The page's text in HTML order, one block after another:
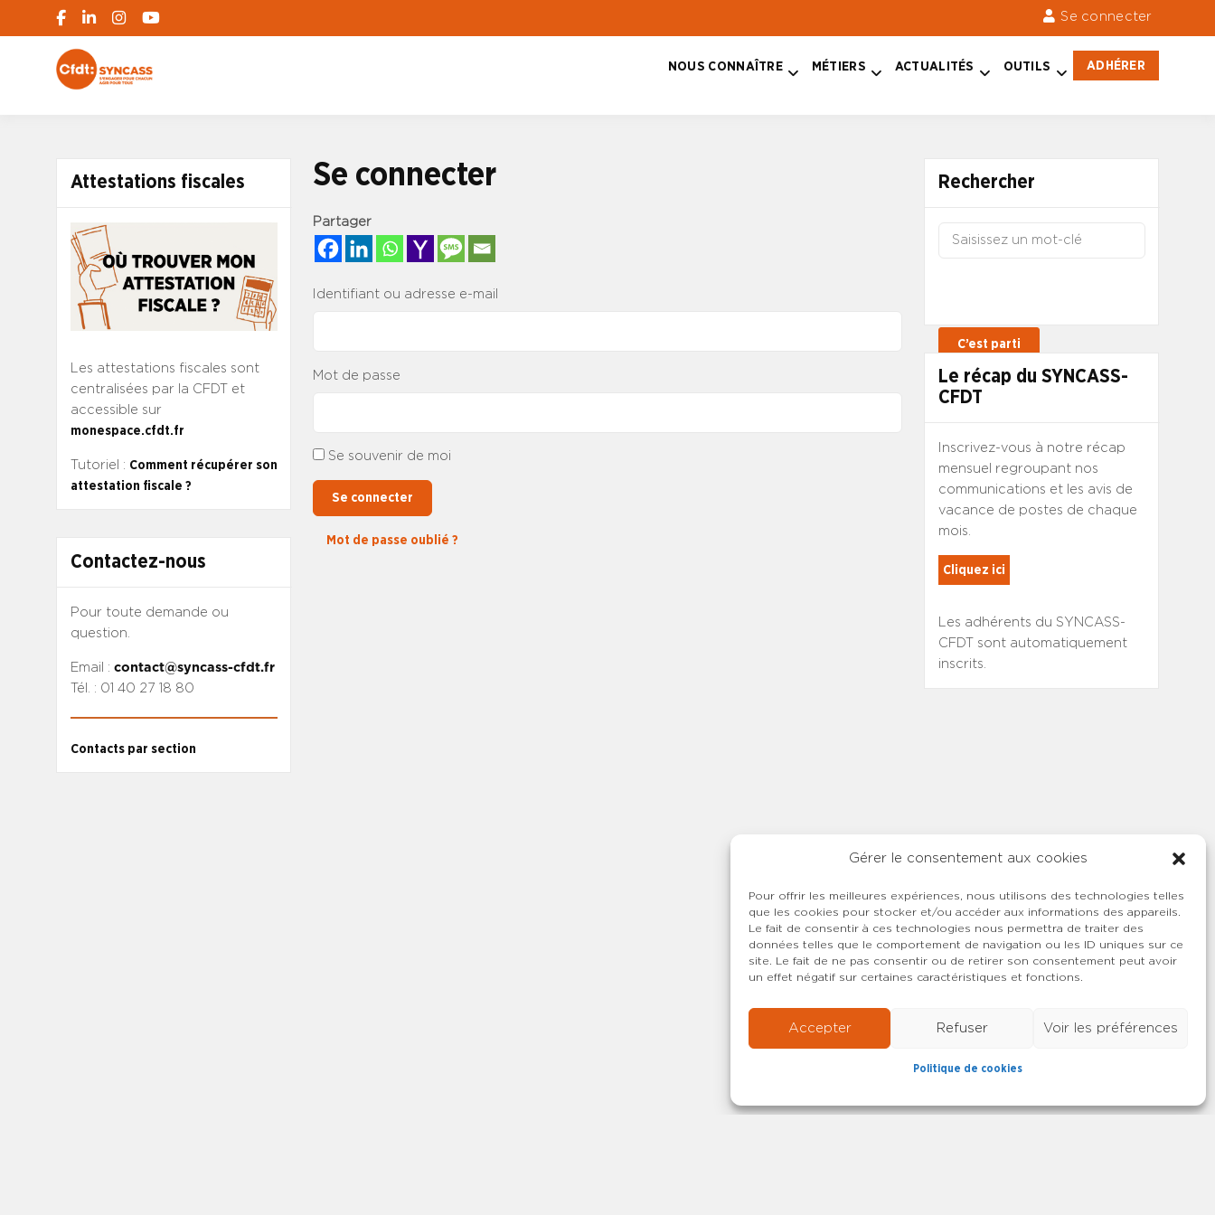
Gérer le consentement aux cookies
Pour offrir les meilleures expériences, nous utilisons des technologies telles
que les cookies pour stocker et/ou accéder aux informations des appareils.
Le fait de consentir à ces technologies nous permettra de traiter des
données telles que le comportement de navigation ou les ID uniques sur ce
site. Le fait de ne pas consentir ou de retirer son consentement peut avoir
un effet négatif sur certaines caractéristiques et fonctions.
Accepter Refuser Voir les préférences
Politique de cookies
Se connecter
NOUS CONNAÎTRE MÉTIERS ACTUALITÉS OUTILS ADHÉRER
Attestations fiscales
Les attestations fiscales sont
centralisées par la CFDT et
accessible sur
monespace.cfdt.fr
Tutoriel : Comment récupérer son
attestation fiscale ?
Contactez-nous
Pour toute demande ou
question.
Email : contact@syncass-cfdt.fr
Tél. : 01 40 27 18 80
Contacts par section
Se connecter
Partager
Identifiant ou adresse e-mail
Mot de passe
Se souvenir de moi
Se connecter
Mot de passe oublié ?
Rechercher
Le récap du SYNCASS-
CFDT
Inscrivez-vous à notre récap
mensuel regroupant nos
communications et les avis de
vacance de postes de chaque
mois.
Cliquez ici
Les adhérents du SYNCASS-
CFDT sont automatiquement
inscrits.